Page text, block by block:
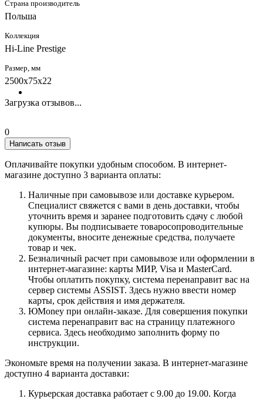
Страна производитель
Польша
Коллекция
Hi-Line Prestige
Размер, мм
2500x75x22
Загрузка отзывов...
0
Написать отзыв
Оплачивайте покупки удобным способом. В интернет-
магазине доступно 3 варианта оплаты:
Наличные при самовывозе или доставке курьером.
Специалист свяжется с вами в день доставки, чтобы
уточнить время и заранее подготовить сдачу с любой
купюры. Вы подписываете товаросопроводительные
документы, вносите денежные средства, получаете
товар и чек.
Безналичный расчет при самовывозе или оформлении в
интернет-магазине: карты МИР, Visa и MasterCard.
Чтобы оплатить покупку, система перенаправит вас на
сервер системы ASSIST. Здесь нужно ввести номер
карты, срок действия и имя держателя.
ЮMoney при онлайн-заказе. Для совершения покупки
система перенаправит вас на страницу платежного
сервиса. Здесь необходимо заполнить форму по
инструкции.
Экономьте время на получении заказа. В интернет-магазине
доступно 4 варианта доставки:
Курьерская доставка работает с 9.00 до 19.00. Когда